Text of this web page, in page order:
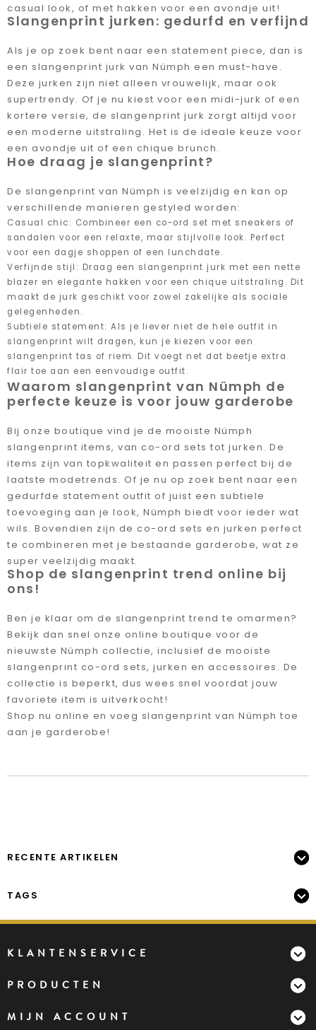
casual look, of met hakken voor een avondje uit!
Slangenprint jurken: gedurfd en verfijnd
Als je op zoek bent naar een statement piece, dan is
een slangenprint jurk van Nümph een must-have.
Deze jurken zijn niet alleen vrouwelijk, maar ook
supertrendy. Of je nu kiest voor een midi-jurk of een
kortere versie, de slangenprint jurk zorgt altijd voor
een moderne uitstraling. Het is de ideale keuze voor
een avondje uit of een chique brunch.
Hoe draag je slangenprint?
De slangenprint van Nümph is veelzijdig en kan op
verschillende manieren gestyled worden:
Casual chic: Combineer een co-ord set met sneakers of
sandalen voor een relaxte, maar stijlvolle look. Perfect
voor een dagje shoppen of een lunchdate.
Verfijnde stijl: Draag een slangenprint jurk met een nette
blazer en elegante hakken voor een chique uitstraling. Dit
maakt de jurk geschikt voor zowel zakelijke als sociale
gelegenheden.
Subtiele statement: Als je liever niet de hele outfit in
slangenprint wilt dragen, kun je kiezen voor een
slangenprint tas of riem. Dit voegt net dat beetje extra
flair toe aan een eenvoudige outfit.
Waarom slangenprint van Nümph de
perfecte keuze is voor jouw garderobe
Bij onze boutique vind je de mooiste Nümph
slangenprint items, van co-ord sets tot jurken. De
items zijn van topkwaliteit en passen perfect bij de
laatste modetrends. Of je nu op zoek bent naar een
gedurfde statement outfit of juist een subtiele
toevoeging aan je look, Nümph biedt voor ieder wat
wils. Bovendien zijn de co-ord sets en jurken perfect
te combineren met je bestaande garderobe, wat ze
super veelzijdig maakt.
Shop de slangenprint trend online bij
ons!
Ben je klaar om de slangenprint trend te omarmen?
Bekijk dan snel onze online boutique voor de
nieuwste Nümph collectie, inclusief de mooiste
slangenprint co-ord sets, jurken en accessoires. De
collectie is beperkt, dus wees snel voordat jouw
favoriete item is uitverkocht!
Shop nu online en voeg slangenprint van Nümph toe
aan je garderobe!
RECENTE ARTIKELEN
TAGS
KLANTENSERVICE
PRODUCTEN
MIJN ACCOUNT